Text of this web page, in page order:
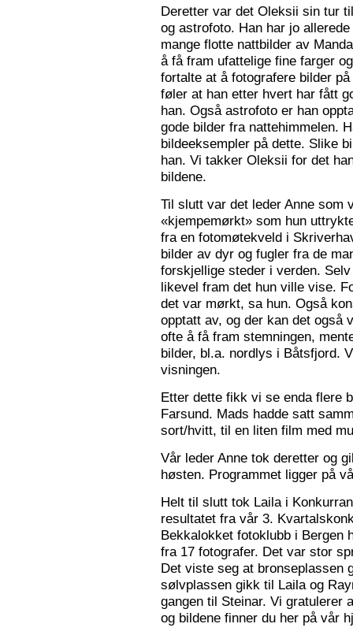
Deretter var det Oleksii sin tur
og astrofoto. Han har jo
mange flotte nattbilder av
å få fram ufattelige fine farger
fortalte at å fotografere bilder
føler at han etter hvert har fått
han. Også astrofoto er han
gode bilder fra nattehimmelen.
bildeeksempler på dette. Slike
han. Vi takker Oleksii for det
bildene.
Til slutt var det leder Anne som
«kjempemørkt» som hun
fra en fotomøtekveld i
bilder av dyr og fugler fra de
forskjellige steder i verden.
likevel fram det hun ville vise.
det var mørkt, sa hun. Også
opptatt av, og der kan det
ofte å få fram stemningen,
bilder, bl.a. nordlys i Båtsfjord.
visningen.
Etter dette fikk vi se enda flere
Farsund. Mads hadde satt
sort/hvitt, til en liten film med
Vår leder Anne tok deretter og
høsten. Programmet ligger på
Helt til slutt tok Laila i
resultatet fra vår 3.
Bekkalokket fotoklubb i
fra 17 fotografer. Det var stor
Det viste seg at bronseplassen
sølvplassen gikk til Laila og
gangen til Steinar. Vi gratulerer
og bildene finner du her på vår